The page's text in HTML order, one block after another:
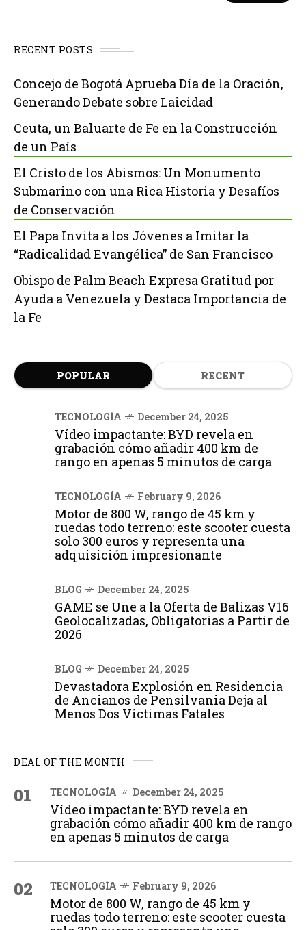
RECENT POSTS
Concejo de Bogotá Aprueba Día de la Oración,
Generando Debate sobre Laicidad
Ceuta, un Baluarte de Fe en la Construcción
de un País
El Cristo de los Abismos: Un Monumento
Submarino con una Rica Historia y Desafíos
de Conservación
El Papa Invita a los Jóvenes a Imitar la
“Radicalidad Evangélica” de San Francisco
Obispo de Palm Beach Expresa Gratitud por
Ayuda a Venezuela y Destaca Importancia de
la Fe
POPULAR RECENT
TECNOLOGÍA December 24, 2025
Vídeo impactante: BYD revela en
grabación cómo añadir 400 km de
rango en apenas 5 minutos de carga
TECNOLOGÍA February 9, 2026
Motor de 800 W, rango de 45 km y
ruedas todo terreno: este scooter cuesta
solo 300 euros y representa una
adquisición impresionante
BLOG December 24, 2025
GAME se Une a la Oferta de Balizas V16
Geolocalizadas, Obligatorias a Partir de
2026
BLOG December 24, 2025
Devastadora Explosión en Residencia
de Ancianos de Pensilvania Deja al
Menos Dos Víctimas Fatales
DEAL OF THE MONTH
01 TECNOLOGÍA December 24, 2025
Vídeo impactante: BYD revela en
grabación cómo añadir 400 km de rango
en apenas 5 minutos de carga
02 TECNOLOGÍA February 9, 2026
Motor de 800 W, rango de 45 km y
ruedas todo terreno: este scooter cuesta